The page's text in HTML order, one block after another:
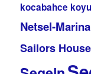
kocabahce koyu
Netsel-Marina
Sailors House